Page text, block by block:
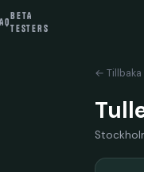
BETA
TESTERS
←